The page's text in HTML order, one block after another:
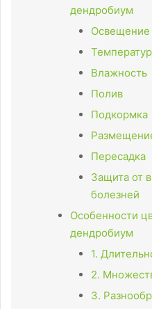
дендробиум
Освещение
Влажность
Полив
Подкормка
Пересадка
Защита от
болезней
Особенности
дендробиум
1.
2.
3.